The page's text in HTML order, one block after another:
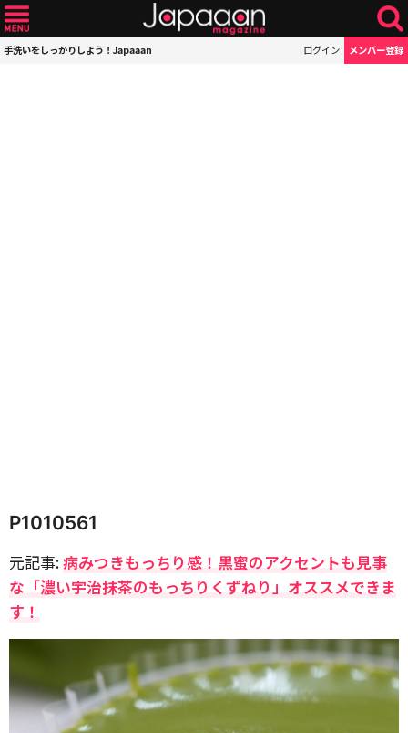
手洗いをしっかりしよう！Japaaan ログイン メンバー登録
P1010561
元記事:病みつきもっちり感！黒蜜のアクセントも見事
な「濃い宇治抹茶のもっちりくずねり」オススメできま
す！